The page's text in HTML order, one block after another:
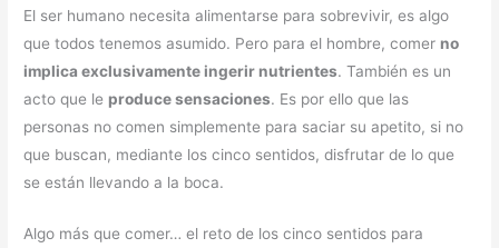
El ser humano necesita alimentarse para sobrevivir, es algo
que todos tenemos asumido. Pero para el hombre, comer no
implica exclusivamente ingerir nutrientes. También es un
acto que le produce sensaciones. Es por ello que las
personas no comen simplemente para saciar su apetito, si no
que buscan, mediante los cinco sentidos, disfrutar de lo que
se están llevando a la boca.
Algo más que comer… el reto de los cinco sentidos para